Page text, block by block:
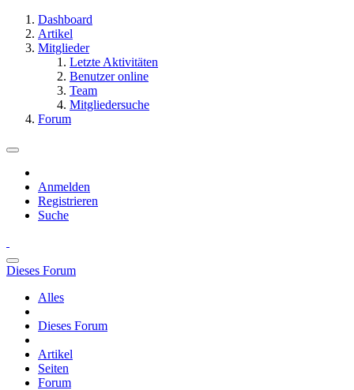
Dashboard
Artikel
Mitglieder
Letzte Aktivitäten
Benutzer online
Team
Mitgliedersuche
Forum
Anmelden
Registrieren
Suche
Dieses Forum
Alles
Dieses Forum
Artikel
Seiten
Forum